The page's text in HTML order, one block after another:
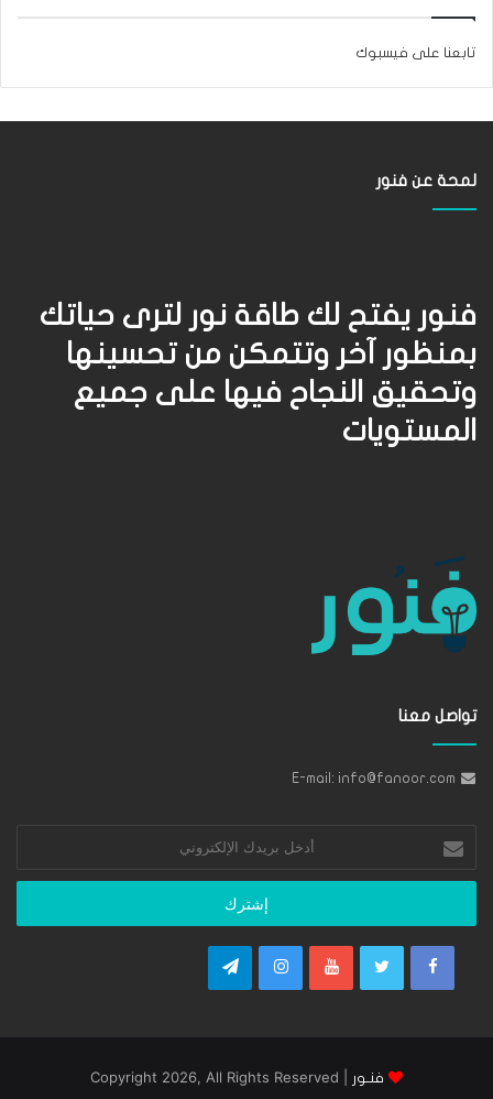
تابعنا على فيسبوك
لمحة عن فنور
فنور يفتح لك طاقة نور لترى حياتك
بمنظور آخر وتتمكن من تحسينها
وتحقيق النجاح فيها على جميع
المستويات
تواصل معنا
بريدك
الإلكتروني
فنـور